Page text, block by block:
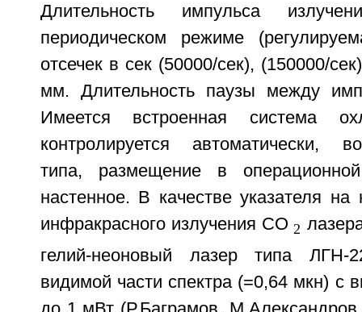
Длительность импульса
периодическом режиме
отсечек в сек (50000/сек), (150000/
мм. Длительность паузы между
Имеется встроенная система
контролируется автоматически,
типа, размещение в
настенное. В качестве указателя на
инфракрасного излучения CO 2
гелий-неоновый лазер типа
видимой части спектра (=0,64 мкн) с